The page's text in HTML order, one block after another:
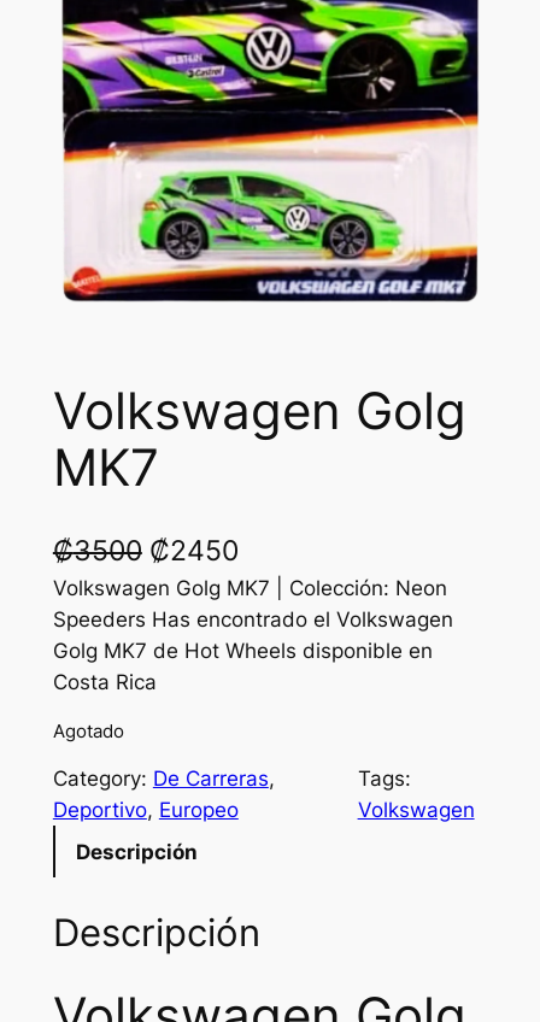
Volkswagen Golg
MK7
₡3500 O
r
i
g
a
l
r
c
₡2450C
u
r
t
i
e
Volkswagen Golg MK7 | Colección: Neon
Speeders Has encontrado el Volkswagen
Golg MK7 de Hot Wheels disponible en
Costa Rica
Agotado
Category: De Carreras
Deportivo, Europeo
Tags:
Volkswagen
Descripción
Descripción